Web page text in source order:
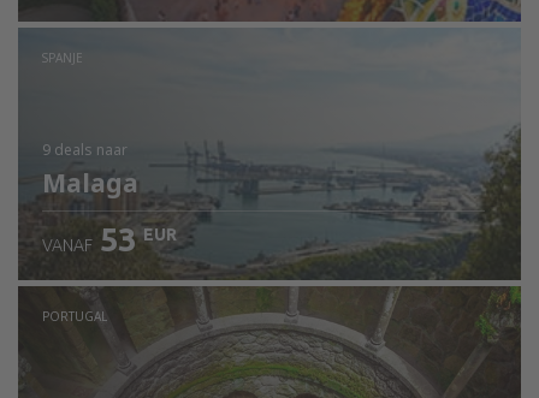
SPANJE
9 deals naar
Malaga
VANAF 53 EUR
PORTUGAL